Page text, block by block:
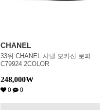
CHANEL
33위 CHANEL 샤넬 모카신 로퍼
C79924 2COLOR
248,000₩
0 0